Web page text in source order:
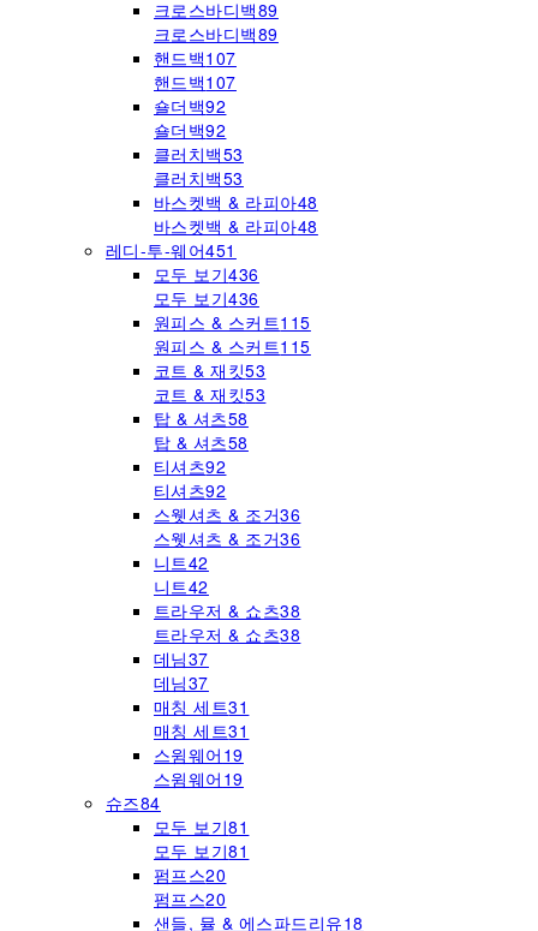
크로스바디백89
크로스바디백89
핸드백107
핸드백107
숄더백92
숄더백92
클러치백53
클러치백53
바스켓백 & 라피아48
바스켓백 & 라피아48
레디-투-웨어451
모두 보기436
모두 보기436
원피스 & 스커트115
원피스 & 스커트115
코트 & 재킷53
코트 & 재킷53
탑 & 셔츠58
탑 & 셔츠58
티셔츠92
티셔츠92
스웻셔츠 & 조거36
스웻셔츠 & 조거36
니트42
니트42
트라우저 & 쇼츠38
트라우저 & 쇼츠38
데님37
데님37
매칭 세트31
매칭 세트31
스윔웨어 19
스윔웨어 19
슈즈84
모두 보기81
모두 보기81
펌프스20
펌프스20
샌들, 뮬 & 에스파드리유18